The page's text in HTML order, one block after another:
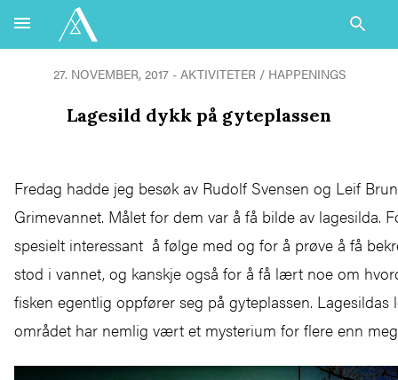
27. NOVEMBER, 2017 - AKTIVITETER / HAPPENINGS
Lagesild dykk på gyteplassen
Fredag hadde jeg besøk av Rudolf Svensen og Leif
Grimevannet. Målet for dem var å få bilde av lagesilda.
spesielt interessant å følge med og for å prøve å få
stod i vannet, og kanskje også for å få lært noe om
fisken egentlig oppfører seg på gyteplassen. Lagesildas
området har nemlig vært et mysterium for flere enn